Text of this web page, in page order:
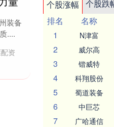
装备
....
资
个股涨幅 个股跌
排名
名称
1
N津富
2 威尔高
3 锴威特
4 科翔股份
5 蜀道装备
6 中巨芯
7 广哈通信